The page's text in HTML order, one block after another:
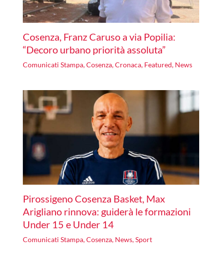
Cosenza, Franz Caruso a via Popilia:
“Decoro urbano priorità assoluta”
Comunicati Stampa,Cosenza,Cronaca, Featured, News
Pirossigeno Cosenza Basket, Max
Arigliano rinnova: guiderà le formazioni
Under 15 e Under 14
Comunicati Stampa,Cosenza, News,Sport